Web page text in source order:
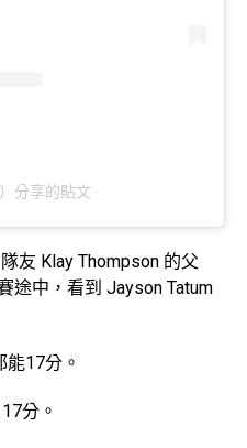
分享的貼文
友 Klay Thompson 的父
途中，看到 Jayson Tatum
能17分。
分。